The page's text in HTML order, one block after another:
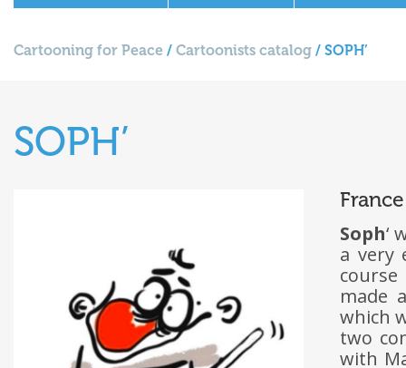
Cartooning for Peace / Cartoonists catalog / SOPH’
SOPH’
France
Soph‘
a very
made
which
two
with